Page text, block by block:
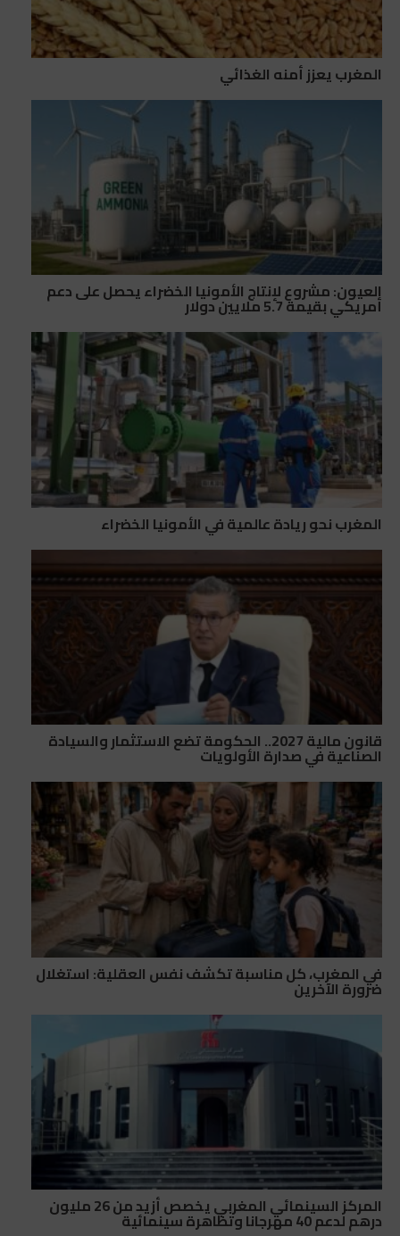
المغرب يعزز أمنه الغذائي
العيون: مشروع لإنتاج الأمونيا الخضراء يحصل على دعم
أمريكي بقيمة 5.7 ملايين دولار
المغرب نحو ريادة عالمية في الأمونيا الخضراء
قانون مالية 2027.. الحكومة تضع الاستثمار والسيادة
الصناعية في صدارة الأولويات
في المغرب، كل مناسبة تكشف نفس العقلية: استغلال
ضرورة الآخرين
المركز السينمائي المغربي يخصص أزيد من 26 مليون
درهم لدعم 40 مهرجانا وتظاهرة سينمائية